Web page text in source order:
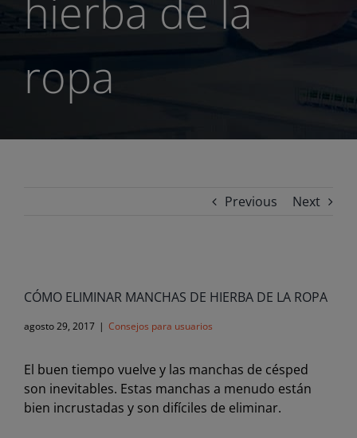
hierba de la
ropa
Previous Next
Larger
CÓMO ELIMINAR MANCHAS DE HIERBA DE LA ROPA
agosto 29, 2017 | Consejos para usuarios
El buen tiempo vuelve y las manchas de césped
son inevitables. Estas manchas a menudo están
bien incrustadas y son difíciles de eliminar.